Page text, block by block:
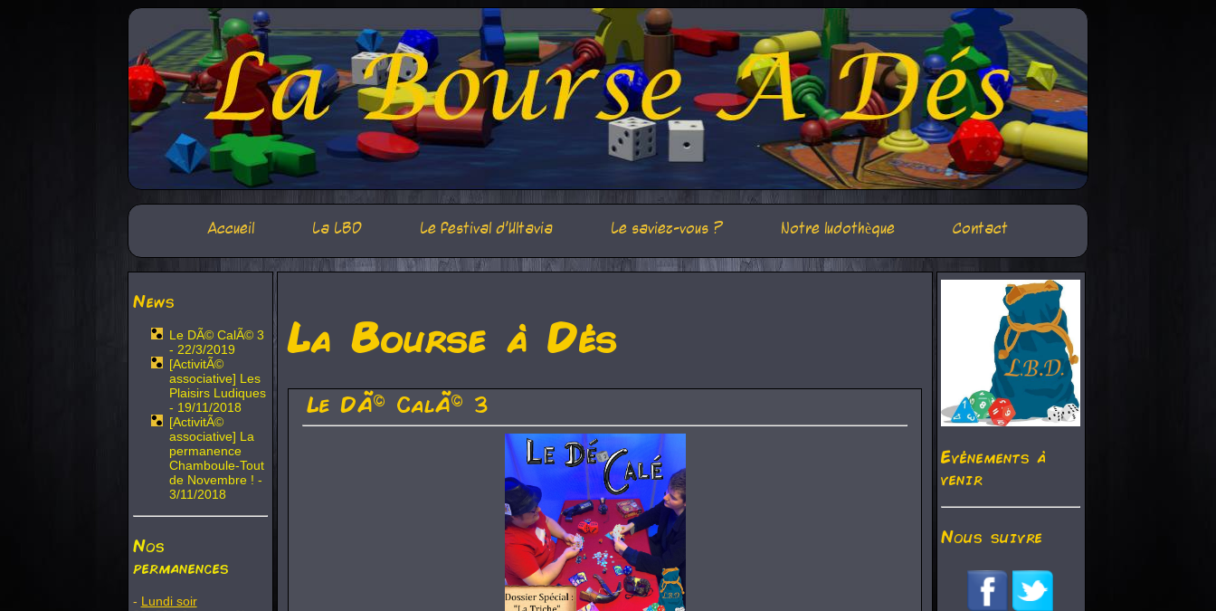
Accueil La LBD Le festival d'Ultavia Le saviez-vous ? Notre ludothèque Contact
News
Le DÃ© CalÃ© 3
- 22/3/2019
[ActivitÃ©
associative] Les
Plaisirs Ludiques
- 19/11/2018
[ActivitÃ©
associative] La
permanence
Chamboule-Tout
de Novembre ! -
3/11/2018
Nos
permanences
- Lundi soir
La Bourse à Dés
Le DÃ© CalÃ© 3
Evénements à
venir
Nous suivre